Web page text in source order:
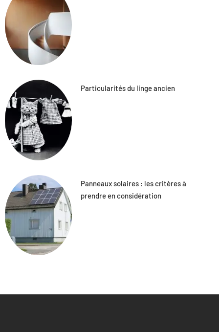
Particularités du linge ancien
Panneaux solaires : les critères à
prendre en considération